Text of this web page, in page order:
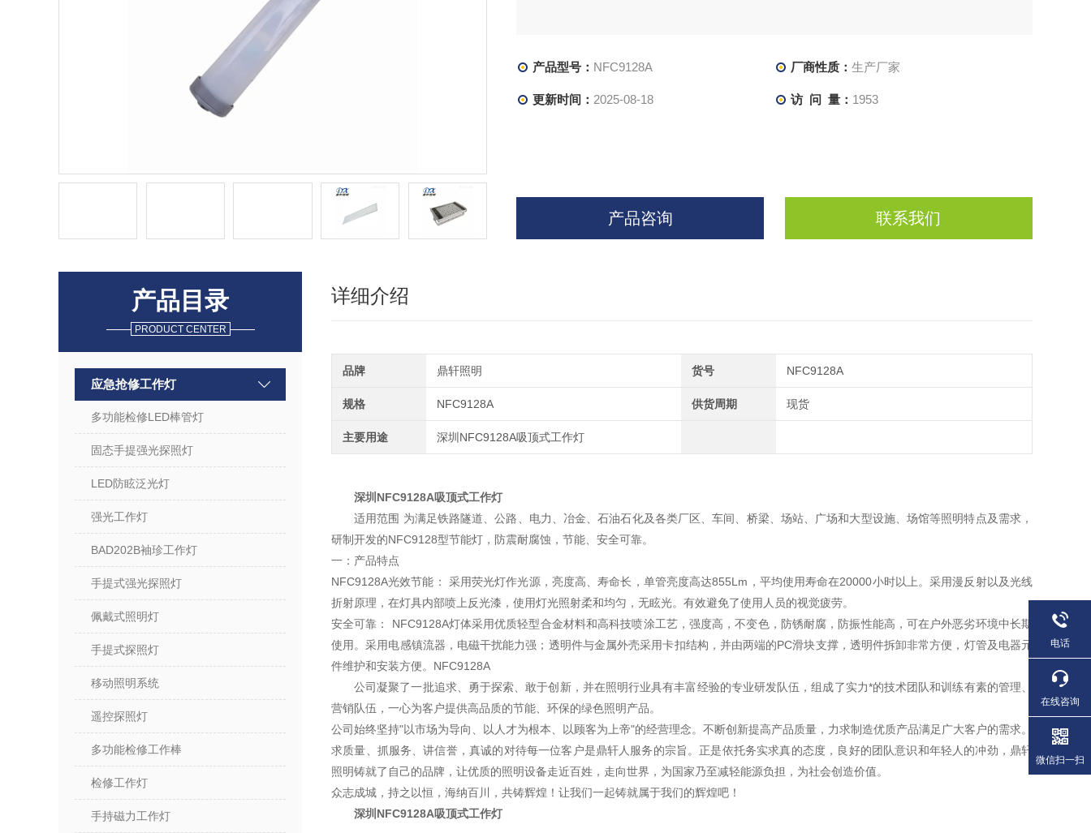
产品型号： NFC9128A 厂商性质： 生产厂家
更新时间： 2025-08-18 访 问 量： 1953
产品咨询 联系我们
产品目录
PRODUCT CENTER
应急抢修工作灯
多功能检修LED棒管灯
固态手提强光探照灯
LED防眩泛光灯
强光工作灯
BAD202B袖珍工作灯
手提式强光探照灯
佩戴式照明灯
手提式探照灯
移动照明系统
遥控探照灯
多功能检修工作棒
检修工作灯
手持磁力工作灯
详细介绍
品牌 鼎轩照明 货号 NFC9128A
规格 NFC9128A 供货周期 现货
主要用途 深圳NFC9128A吸顶式工作灯
深圳NFC9128A吸顶式工作灯
适用范围 为满足铁路隧道、公路、电力、冶金、石油石化及各类厂区、车间、桥梁、场站、广场和大型设施、场馆等照明特点及需求，
研制开发的NFC9128型节能灯，防震耐腐蚀，节能、安全可靠。
一：产品特点
NFC9128A光效节能： 采用荧光灯作光源，亮度高、寿命长，单管亮度高达855Lm，平均使用寿命在20000小时以上。采用漫反射以及光线
折射原理，在灯具内部喷上反光漆，使用灯光照射柔和均匀，无眩光。有效避免了使用人员的视觉疲劳。
安全可靠： NFC9128A灯体采用优质轻型合金材料和高科技喷涂工艺，强度高，不变色，防锈耐腐，防振性能高，可在户外恶劣环境中长期
使用。采用电感镇流器，电磁干扰能力强；透明件与金属外壳采用卡扣结构，并由两端的PC滑块支撑，透明件拆卸非常方便，灯管及电器元
件维护和安装方便。NFC9128A
公司凝聚了一批追求、勇于探索、敢于创新，并在照明行业具有丰富经验的专业研发队伍，组成了实力*的技术团队和训练有素的管理、
营销队伍，一心为客户提供高品质的节能、环保的绿色照明产品。
公司始终坚持"以市场为导向、以人才为根本、以顾客为上帝"的经营理念。不断创新提高产品质量，力求制造优质产品满足广大客户的需求。
求质量、抓服务、讲信誉，真诚的对待每一位客户是鼎轩人服务的宗旨。正是依托务实求真的态度，良好的团队意识和年轻人的冲劲，鼎轩
照明铸就了自己的品牌，让优质的照明设备走近百姓，走向世界，为国家乃至减轻能源负担，为社会创造价值。
众志成城，持之以恒，海纳百川，共铸辉煌！让我们一起铸就属于我们的辉煌吧！
深圳NFC9128A吸顶式工作灯
电话
在线咨询
微信扫一扫